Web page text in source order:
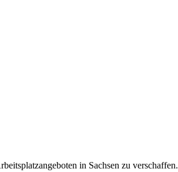
in Sachsen zu verschaffen.